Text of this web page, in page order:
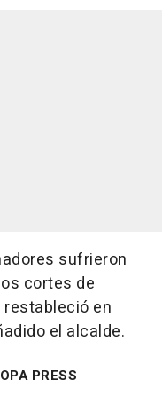
sufrieron
cortes de
en
el alcalde.
PRESS